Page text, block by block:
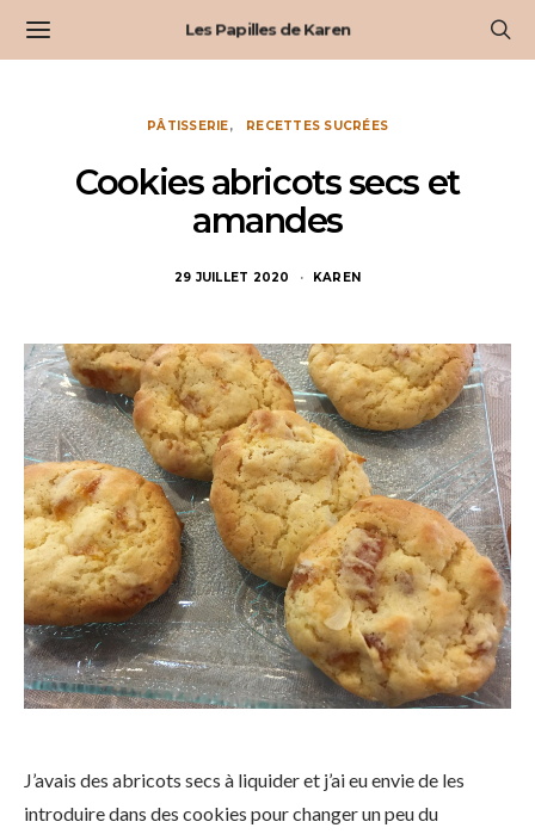
Les Papilles de Karen
PÂTISSERIE RECETTES SUCRÉES
Cookies abricots secs et
amandes
29 JUILLET 2020 KAREN
J’avais des abricots secs à liquider et j’ai eu envie de les
introduire dans des cookies pour changer un peu du